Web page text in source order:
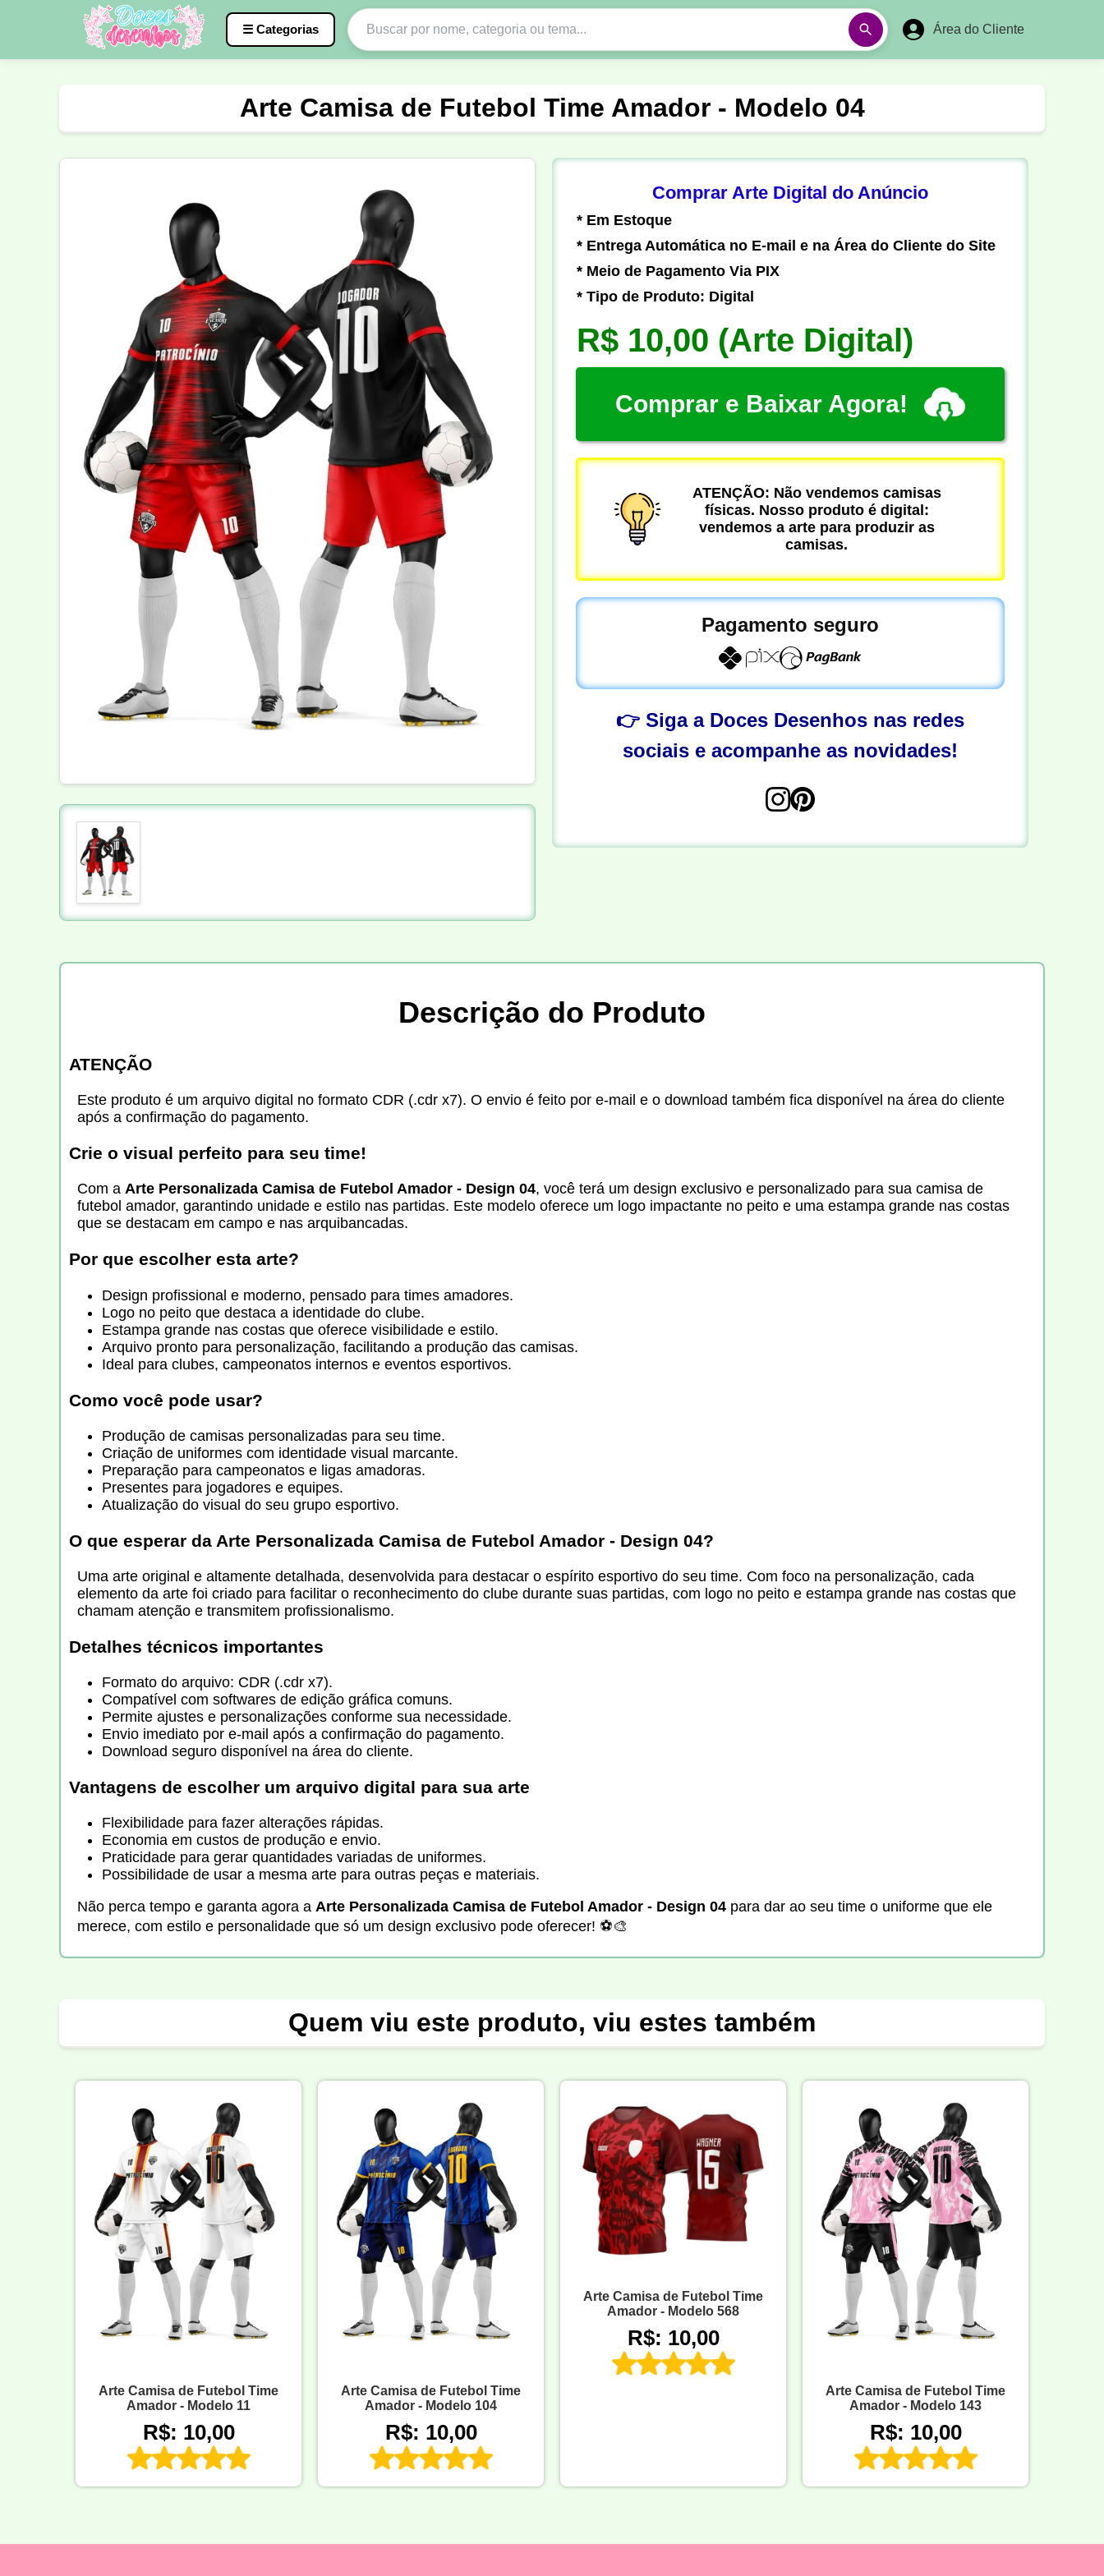
☰ Categorias Área do Cliente
Vôlei Futebol Amador Pesca
Ciclismo Nail Designer Pedagogia Biologia Geografia História Matemática
Língua Portuguesa
Arte Camisa de Futebol Time Amador - Modelo 04
Comprar Arte Digital do Anúncio
* Em Estoque
* Entrega Automática no E-mail e na Área do Cliente do Site
* Meio de Pagamento Via PIX
* Tipo de Produto: Digital
R$ 10,00 (Arte Digital)
Comprar e Baixar Agora!
ATENÇÃO: Não vendemos camisas
físicas. Nosso produto é digital:
vendemos a arte para produzir as
camisas.
Pagamento seguro
👉 Siga a Doces Desenhos nas redes
sociais e acompanhe as novidades!
Descrição do Produto
ATENÇÃO
Este produto é um arquivo digital no formato CDR (.cdr x7). O envio é feito por e-mail e o download também fica disponível na área do cliente
após a confirmação do pagamento.
Crie o visual perfeito para seu time!
Com a Arte Personalizada Camisa de Futebol Amador - Design 04, você terá um design exclusivo e personalizado para sua camisa de
futebol amador, garantindo unidade e estilo nas partidas. Este modelo oferece um logo impactante no peito e uma estampa grande nas costas
que se destacam em campo e nas arquibancadas.
Por que escolher esta arte?
Design profissional e moderno, pensado para times amadores.
Logo no peito que destaca a identidade do clube.
Estampa grande nas costas que oferece visibilidade e estilo.
Arquivo pronto para personalização, facilitando a produção das camisas.
Ideal para clubes, campeonatos internos e eventos esportivos.
Como você pode usar?
Produção de camisas personalizadas para seu time.
Criação de uniformes com identidade visual marcante.
Preparação para campeonatos e ligas amadoras.
Presentes para jogadores e equipes.
Atualização do visual do seu grupo esportivo.
O que esperar da Arte Personalizada Camisa de Futebol Amador - Design 04?
Uma arte original e altamente detalhada, desenvolvida para destacar o espírito esportivo do seu time. Com foco na personalização, cada
elemento da arte foi criado para facilitar o reconhecimento do clube durante suas partidas, com logo no peito e estampa grande nas costas que
chamam atenção e transmitem profissionalismo.
Detalhes técnicos importantes
Formato do arquivo: CDR (.cdr x7).
Compatível com softwares de edição gráfica comuns.
Permite ajustes e personalizações conforme sua necessidade.
Envio imediato por e-mail após a confirmação do pagamento.
Download seguro disponível na área do cliente.
Vantagens de escolher um arquivo digital para sua arte
Flexibilidade para fazer alterações rápidas.
Economia em custos de produção e envio.
Praticidade para gerar quantidades variadas de uniformes.
Possibilidade de usar a mesma arte para outras peças e materiais.
Não perca tempo e garanta agora a Arte Personalizada Camisa de Futebol Amador - Design 04 para dar ao seu time o uniforme que ele
merece, com estilo e personalidade que só um design exclusivo pode oferecer! ⚽🎨
Quem viu este produto, viu estes também
Arte Camisa de Futebol Time
Amador - Modelo 11
R$: 10,00
Arte Camisa de Futebol Time
Amador - Modelo 104
R$: 10,00
Arte Camisa de Futebol Time
Amador - Modelo 568
R$: 10,00
Arte Camisa de Futebol Time
Amador - Modelo 143
R$: 10,00